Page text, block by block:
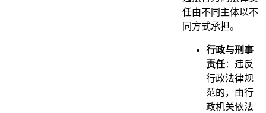
任由不同主体以不
同方式承担。
行政与刑事
责任：违反
行政法律规
范的，由行
政机关依法